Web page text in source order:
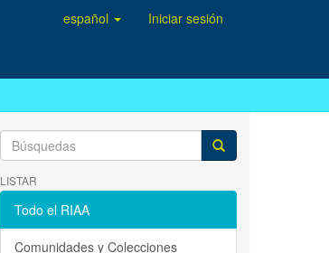
español Iniciar sesión
LISTAR
Todo el RIAA
Comunidades y Colecciones